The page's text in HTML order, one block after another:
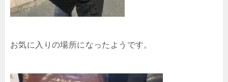
お気に入りの場所になったようです。